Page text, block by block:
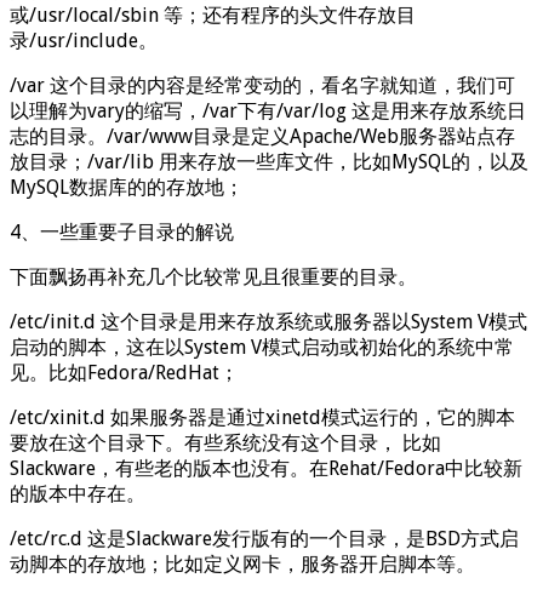
或/usr/local/sbin 等；还有程序的头文件存放目
录/usr/include。
/var 这个目录的内容是经常变动的，看名字就知道，我们可
以理解为vary的缩写，/var下有/var/log 这是用来存放系统日
志的目录。/var/www目录是定义Apache/Web服务器站点存
放目录；/var/lib 用来存放一些库文件，比如MySQL的，以及
MySQL数据库的的存放地；
4、一些重要子目录的解说
下面飘扬再补充几个比较常见且很重要的目录。
/etc/init.d 这个目录是用来存放系统或服务器以System V模式
启动的脚本，这在以System V模式启动或初始化的系统中常
见。比如Fedora/RedHat；
/etc/xinit.d 如果服务器是通过xinetd模式运行的，它的脚本
要放在这个目录下。有些系统没有这个目录， 比如
Slackware，有些老的版本也没有。在Rehat/Fedora中比较新
的版本中存在。
/etc/rc.d 这是Slackware发行版有的一个目录，是BSD方式启
动脚本的存放地；比如定义网卡，服务器开启脚本等。